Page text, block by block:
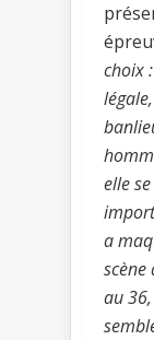
choix
elle
a
scène
au